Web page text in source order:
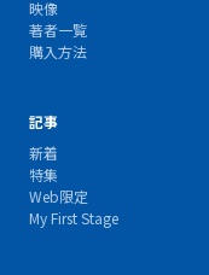
映像
著者一覧
購入方法
記事
新着
特集
Web限定
My First Stage